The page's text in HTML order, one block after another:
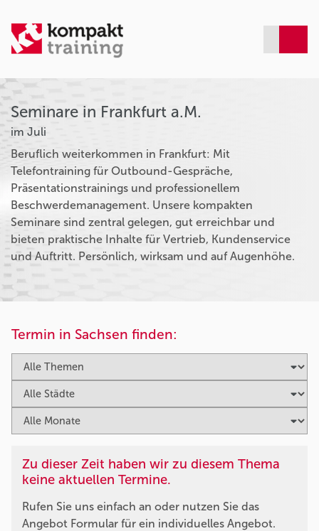
Seminare in Frankfurt a.M.
im Juli
Beruflich weiterkommen in Frankfurt: Mit
Telefontraining für Outbound-Gespräche,
Präsentationstrainings und professionellem
Beschwerdemanagement. Unsere kompakten
Seminare sind zentral gelegen, gut erreichbar und
bieten praktische Inhalte für Vertrieb, Kundenservice
und Auftritt. Persönlich, wirksam und auf Augenhöhe.
Termin in Sachsen finden:
Zu dieser Zeit haben wir zu diesem Thema
keine aktuellen Termine.
Rufen Sie uns einfach an oder nutzen Sie das
Angebot Formular für ein individuelles Angebot.